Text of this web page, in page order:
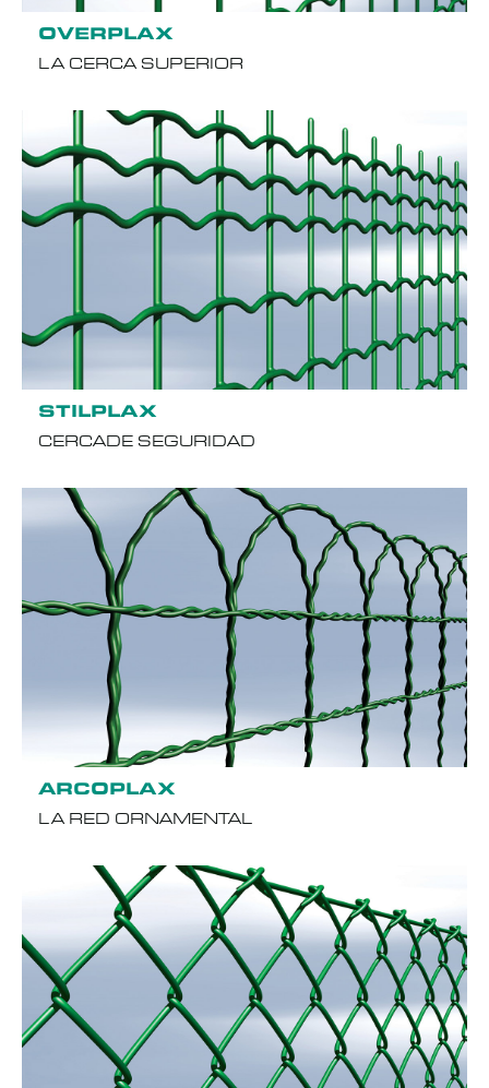
OVERPLAX
LA CERCA SUPERIOR
STILPLAX
CERCADE SEGURIDAD
ARCOPLAX
LA RED ORNAMENTAL